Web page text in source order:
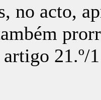
no acto,
21.º/